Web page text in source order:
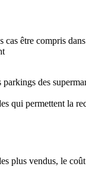
être compris
des
qui permettent la
vendus, le